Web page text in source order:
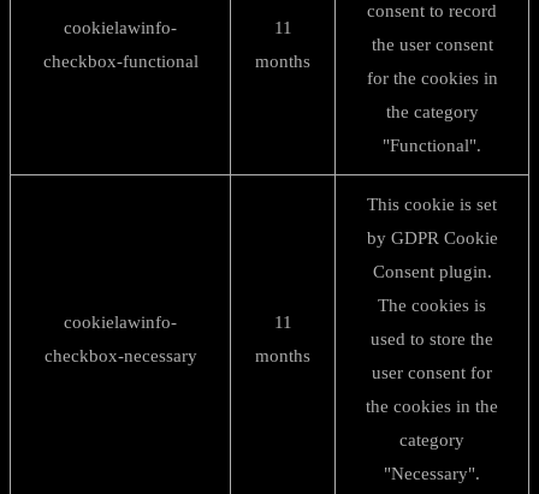
cookielawinfo-
checkbox-functional
11
months
consent to record
the user consent
for the cookies in
the category
"Functional".
cookielawinfo-
checkbox-necessary
11
months
This cookie is set
by GDPR Cookie
Consent plugin.
The cookies is
used to store the
user consent for
the cookies in the
category
"Necessary".